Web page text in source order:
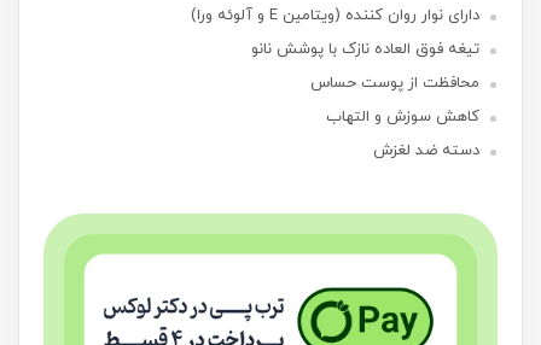
دارای نوار روان کننده (ویتامین E و آلوئه ورا)
تیغه فوق العاده نازک با پوشش نانو
محافظت از پوست حساس
کاهش سوزش و التهاب
دسته ضد لغزش